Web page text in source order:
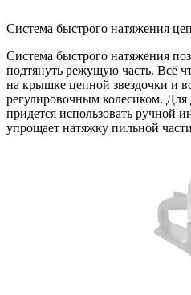
Система быстрого натяжения
Система быстрого натяжения
подтянуть режущую часть. Всё
на крышке цепной звездочки и
регулировочным колесиком.
придется использовать ручной
упрощает натяжку пильной